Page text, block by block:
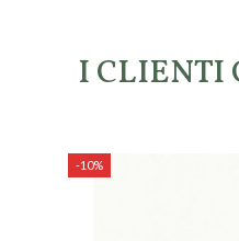
I CLIENTI
-10%